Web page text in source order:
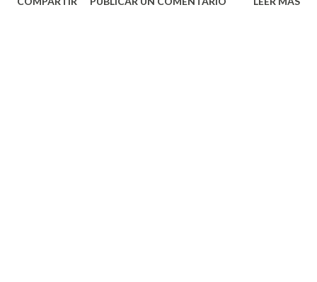
tiempo. Para más información sobre el Taller de Deshilado